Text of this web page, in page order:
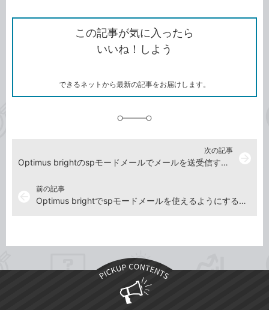
で
シ
ェ
ア
シ
ェ
ア
な
ブ
ッ
ク
ク
ク
を
コ
この記事が気に入ったら
いいね！しよう
できるネットから最新の記事をお届けします。
前の記事
Optimus brightでspモードメールを使えるようにするには
次の記事
Optimus brightのspモードメールでメールを送受信するには